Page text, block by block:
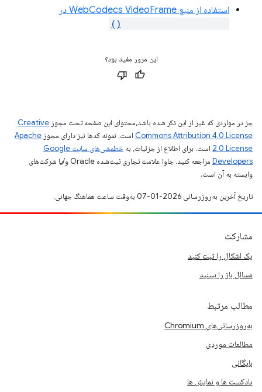
استفاده از منبع WebCodecs VideoFrame در
این مرور مفید بود؟
جز در مواردی که غیر از این ذکر شده باشد،‌محتوای این صفحه تحت مجوز Creative
Commons Attribution 4.0 License است. نمونه کدها نیز دارای مجوز Apache
2.0 License است. برای اطلاع از جزئیات، به
خطمشی‌های سایت Google
Developers‏
مراجعه کنید. جاوا علامت تجاری ثبت‌شده Oracle و/یا شرکت‌های
وابسته به آن است.
تاریخ آخرین به‌روزرسانی 2026-01-07 به‌وقت ساعت هماهنگ جهانی.
مشارکت
یک اشکال را ثبت کنید
مسائل باز را ببینید
مطالب مرتبط
به‌روزرسانی‌های Chromium
مطالعات موردی
بایگانی
پادکست ها و نمایش ها